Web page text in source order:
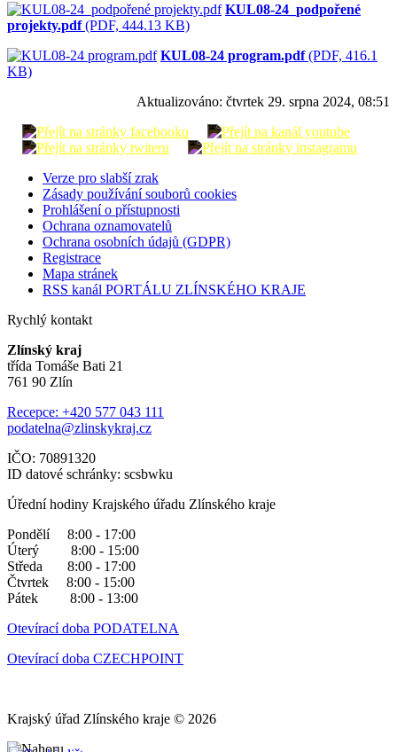
KUL08-24_podpořené
projekty.pdf(PDF, 444.13 KB)
KUL08-24 program.pdf(PDF, 416.1
KB)
Aktualizováno: čtvrtek 29. srpna 2024, 08:51
Verze pro slabší zrak
Zásady používání souborů cookies
Prohlášení o přístupnosti
Ochrana oznamovatelů
Ochrana osobních údajů (GDPR)
Registrace
Mapa stránek
RSS kanál PORTÁLU ZLÍNSKÉHO KRAJE
Rychlý kontakt
Zlínský kraj
třída Tomáše Bati 21
761 90 Zlín
Recepce: +420 577 043 111
podatelna@zlinskykraj.cz
IČO: 70891320
ID datové schránky: scsbwku
Úřední hodiny Krajského úřadu Zlínského kraje
Pondělí 8:00 - 17:00
Úterý 8:00 - 15:00
Středa 8:00 - 17:00
Čtvrtek 8:00 - 15:00
Pátek 8:00 - 13:00
Otevírací doba PODATELNA
Otevírací doba CZECHPOINT
Krajský úřad Zlínského kraje © 2026